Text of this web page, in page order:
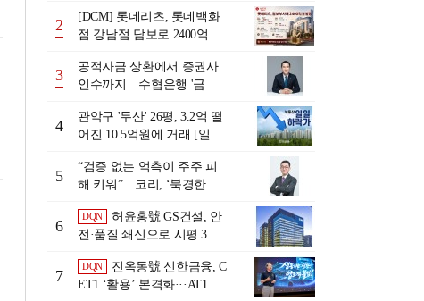
2
[DCM] 롯데리츠, 롯데백화
점 강남점 담보로 2400억 조
3
공적자금 상환에서 증권사
인수까지…수협은행 '금융
행 금융그룹의 꿈①]
4
관악구 '두산' 26평, 3.2억 떨
어진 10.5억원에 거래 [일일
5
“검증 없는 억측이 주주 피
해 키워”…코리, ‘북경한미
6
DQN
허윤홍號 GS건설, 안
전·품질 쇄신으로 시평 3위
7
DQN
진옥동號 신한금융, C
ET1 ‘활용’ 본격화···AT1 늘